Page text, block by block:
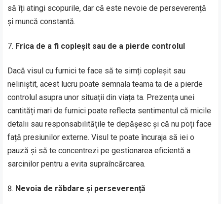
să îți atingi scopurile, dar că este nevoie de perseverență
și muncă constantă.
Frica de a fi copleșit sau de a pierde controlul
Dacă visul cu furnici te face să te simți copleșit sau
neliniștit, acest lucru poate semnala teama ta de a pierde
controlul asupra unor situații din viața ta. Prezența unei
cantități mari de furnici poate reflecta sentimentul că micile
detalii sau responsabilitățile te depășesc și că nu poți face
față presiunilor externe. Visul te poate încuraja să iei o
pauză și să te concentrezi pe gestionarea eficientă a
sarcinilor pentru a evita supraîncărcarea.
Nevoia de răbdare și perseverență